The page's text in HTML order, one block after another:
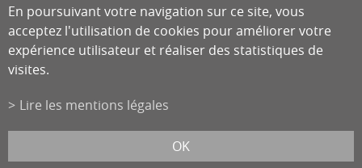
CH-1950
Sion
Tél.
info@droguiste.net
En poursuivant votre navigation sur ce site, vous
acceptez l'utilisation de cookies pour améliorer votre
expérience utilisateur et réaliser des statistiques de
visites.
Lire les mentions légales
OK